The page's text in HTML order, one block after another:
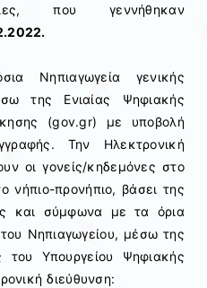
που γεννήθηκαν
Νηπιαγωγεία γενικής
της Ενιαίας Ψηφιακής
(gov.gr) με υποβολή
Την Ηλεκτρονική
οι γονείς/κηδεμόνες στο
νήπιο-προνήπιο, βάσει της
και σύμφωνα με τα όρια
Νηπιαγωγείου, μέσω της
του Υπουργείου Ψηφιακής
διεύθυνση: